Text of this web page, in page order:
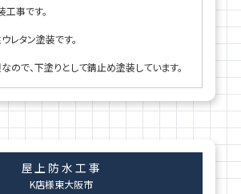
事です。
レタン塗装です。
ので、下塗りとして錆止め塗装しています。
屋上防水工事
K店様東大阪市